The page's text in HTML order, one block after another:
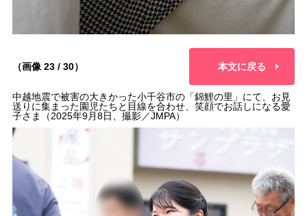
（画像 23 / 30） 本文に戻る
中越地震で被害の大きかった小千谷市の「錦鯉の里」にて、お見
送りに集まった園児たちと目線を合わせ、笑顔でお話しになる愛
子さま（2025年9月8日、撮影／JMPA）